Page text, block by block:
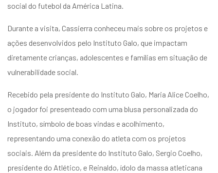
social do futebol da América Latina.
Durante a visita, Cassierra conheceu mais sobre os projetos e
ações desenvolvidos pelo Instituto Galo, que impactam
diretamente crianças, adolescentes e famílias em situação de
vulnerabilidade social.
Recebido pela presidente do Instituto Galo, Maria Alice Coelho,
o jogador foi presenteado com uma blusa personalizada do
Instituto, símbolo de boas vindas e acolhimento,
representando uma conexão do atleta com os projetos
sociais. Além da presidente do Instituto Galo, Sergio Coelho,
presidente do Atlético, e Reinaldo, ídolo da massa atleticana